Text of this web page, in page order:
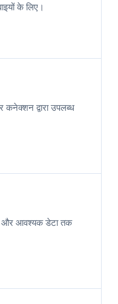
के लिए।
कनेक्शन द्वारा उपलब्ध
और आवश्यक डेटा तक